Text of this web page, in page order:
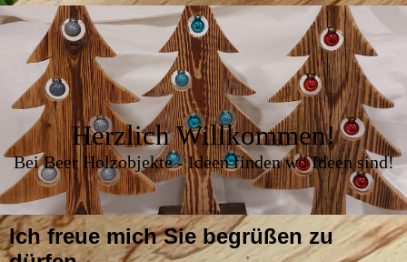
Herzlich Willkommen!
Bei Beer Holzobjekte - Ideen finden wo Ideen sind!
Ich freue mich Sie begrüßen zu